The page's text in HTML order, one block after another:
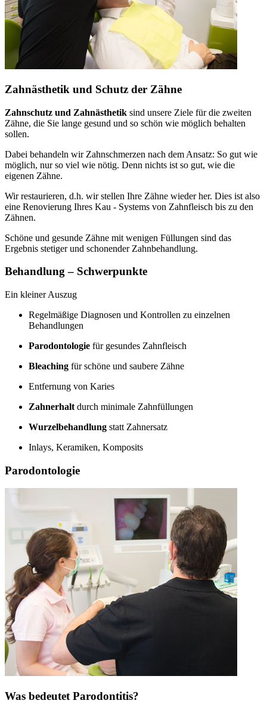
Zahnästhetik und Schutz der Zähne
Zahnschutz und Zahnästhetik sind unsere Ziele für die zweiten
Zähne, die Sie lange gesund und so schön wie möglich behalten
sollen.
Dabei behandeln wir Zahnschmerzen nach dem Ansatz: So gut wie
möglich, nur so viel wie nötig. Denn nichts ist so gut, wie die
eigenen Zähne.
Wir restaurieren, d.h. wir stellen Ihre Zähne wieder her. Dies ist also
eine Renovierung Ihres Kau - Systems von Zahnfleisch bis zu den
Zähnen.
Schöne und gesunde Zähne mit wenigen Füllungen sind das
Ergebnis stetiger und schonender Zahnbehandlung.
Behandlung – Schwerpunkte
Ein kleiner Auszug
Regelmäßige Diagnosen und Kontrollen zu einzelnen
Behandlungen
Parodontologie für gesundes Zahnfleisch
Bleaching für schöne und saubere Zähne
Entfernung von Karies
Zahnerhalt durch minimale Zahnfüllungen
Wurzelbehandlung statt Zahnersatz
Inlays, Keramiken, Komposits
Parodontologie
Was bedeutet Parodontitis?